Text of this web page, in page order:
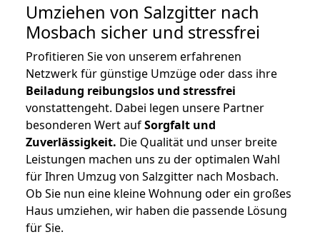
Umziehen von Salzgitter nach
Mosbach sicher und stressfrei
Profitieren Sie von unserem erfahrenen
Netzwerk für günstige Umzüge oder dass ihre
Beiladung reibungslos und stressfrei
vonstattengeht. Dabei legen unsere Partner
besonderen Wert aufSorgfalt und
Zuverlässigkeit. Die Qualität und unser breite
Leistungen machen uns zu der optimalen Wahl
für Ihren Umzug von Salzgitter nach Mosbach.
Ob Sie nun eine kleine Wohnung oder ein großes
Haus umziehen, wir haben die passende Lösung
für Sie.